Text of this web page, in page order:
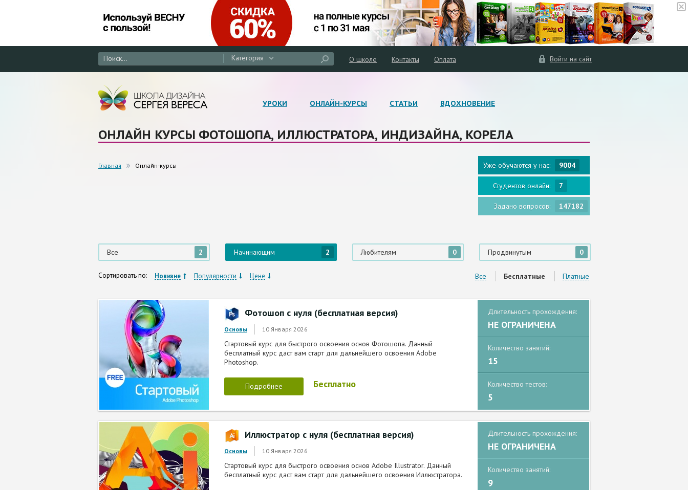
Войти на сайт
Категория О школе Контакты Оплата
УРОКИ ОНЛАЙН-КУРСЫ СТАТЬИ ВДОХНОВЕНИЕ
ОНЛАЙН КУРСЫ ФОТОШОПА, ИЛЛЮСТРАТОРА, ИНДИЗАЙНА, КОРЕЛА
Главная Онлайн-курсы Уже обучаются у нас: 9004
Студентов онлайн: 7
Задано вопросов: 147182
Все 2 Начинающим 2 Любителям 0 Продвинутым 0
Сортировать по: Новизне Популярности Цене Все Бесплатные Платные
Фотошоп с нуля (бесплатная версия)
Основы 10 Января 2026
Стартовый курс для быстрого освоения основ Фотошопа. Данный
бесплатный курс даст вам старт для дальнейшего освоения Adobe
Photoshop.
Подробнее Бесплатно
Длительность прохождения:
НЕ ОГРАНИЧЕНА
Количество занятий:
15
Количество тестов:
5
Иллюстратор с нуля (бесплатная версия)
Основы 10 Января 2026
Стартовый курс для быстрого освоения основ Adobe Illustrator. Данный
бесплатный курс даст вам старт для дальнейшего освоения Иллюстратора.
Длительность прохождения:
НЕ ОГРАНИЧЕНА
Количество занятий:
9